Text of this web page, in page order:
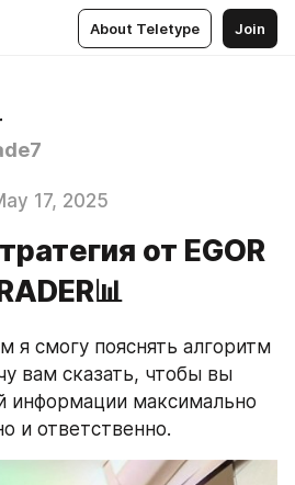
About Teletype Join
17, 2025
от EGOR
я смогу пояснять алгоритм
вам сказать, чтобы вы
информации максимально
и ответственно.